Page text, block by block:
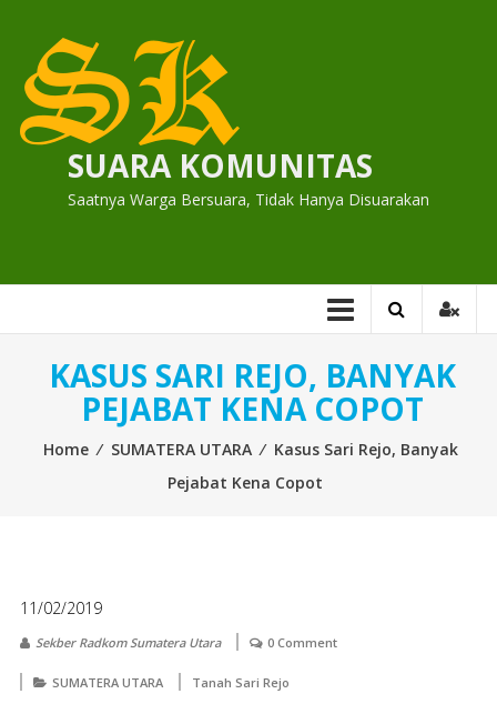
content
SUARA KOMUNITAS
Saatnya Warga Bersuara, Tidak Hanya Disuarakan
KASUS SARI REJO, BANYAK
PEJABAT KENA COPOT
Home ⁄ SUMATERA UTARA ⁄ Kasus Sari Rejo, Banyak
Pejabat Kena Copot
11/02/2019
Sekber Radkom Sumatera Utara 0 Comment
SUMATERA UTARA Tanah Sari Rejo